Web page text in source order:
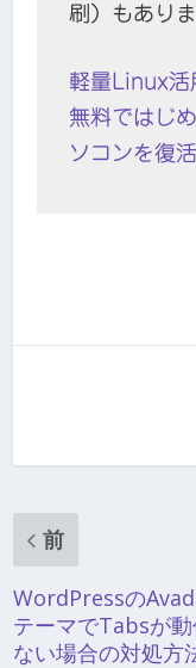
刷）もありま
軽量Linux
無料ではじ
ソコンを復
前
WordPressの
テーマでTabsが動
ない場合の対処方